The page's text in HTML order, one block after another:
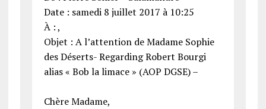
Date : samedi 8 juillet 2017 à 10:25
À : ,
Objet : A l’attention de Madame Sophie
des Déserts- Regarding Robert Bourgi
alias « Bob la limace » (AOP DGSE) –
Chère Madame,